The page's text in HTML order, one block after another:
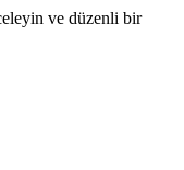
ve düzenli bir